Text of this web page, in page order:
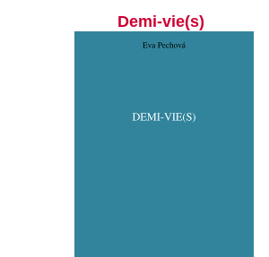
Demi-vie(s)